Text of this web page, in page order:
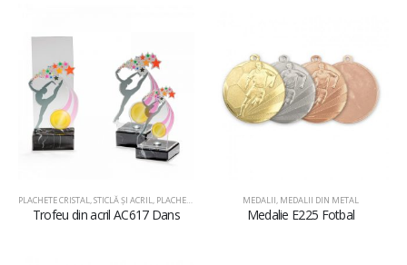
PLACHETE CRISTAL, STICLĂ ŞI ACRIL, PLACHETE DIN ACRIL
Trofeu din acril AC617 Dans
MEDALII, MEDALII DIN METAL
Medalie E225 Fotbal